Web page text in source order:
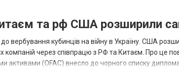
та рф США розширили
вербування кубинців на війну в Україну. США
компаній через співпрацю з РФ та Китаєм. Про це
активами (OFAC) внесло до чорного списку